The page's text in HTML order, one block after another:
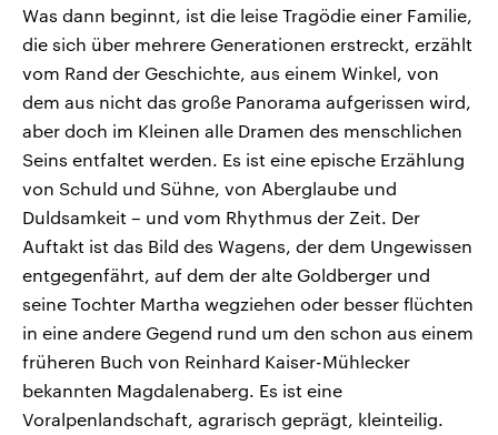
Was dann beginnt, ist die leise Tragödie einer Familie,
die sich über mehrere Generationen erstreckt, erzählt
vom Rand der Geschichte, aus einem Winkel, von
dem aus nicht das große Panorama aufgerissen wird,
aber doch im Kleinen alle Dramen des menschlichen
Seins entfaltet werden. Es ist eine epische Erzählung
von Schuld und Sühne, von Aberglaube und
Duldsamkeit – und vom Rhythmus der Zeit. Der
Auftakt ist das Bild des Wagens, der dem Ungewissen
entgegenfährt, auf dem der alte Goldberger und
seine Tochter Martha wegziehen oder besser flüchten
in eine andere Gegend rund um den schon aus einem
früheren Buch von Reinhard Kaiser-Mühlecker
bekannten Magdalenaberg. Es ist eine
Voralpenlandschaft, agrarisch geprägt, kleinteilig.